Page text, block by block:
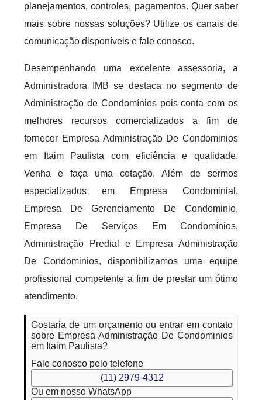
planejamentos, controles, pagamentos. Quer saber
mais sobre nossas soluções? Utilize os canais de
comunicação disponíveis e fale conosco.
Desempenhando uma excelente assessoria, a
Administradora IMB se destaca no segmento de
Administração de Condomínios pois conta com os
melhores recursos comercializados a fim de
fornecer Empresa Administração De Condominios
em Itaim Paulista com eficiência e qualidade.
Venha e faça uma cotação. Além de sermos
especializados em Empresa Condominial,
Empresa De Gerenciamento De Condominio,
Empresa De Serviços Em Condomínios,
Administração Predial e Empresa Administração
De Condominios, disponibilizamos uma equipe
profissional competente a fim de prestar um ótimo
atendimento.
Gostaria de um orçamento ou entrar em contato
sobre Empresa Administração De Condominios
em Itaim Paulista?
Fale conosco pelo telefone
(11) 2979-4312
Ou em nosso WhatsApp